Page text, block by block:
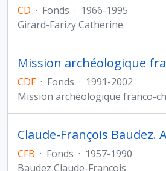
CD · Fonds · 1966-1995
Girard-Farizy Catherine
CDF · Fonds · 1991-2002
Mission archéologique franco-
CFB · Fonds · 1957-1990
Baudez Claude-François